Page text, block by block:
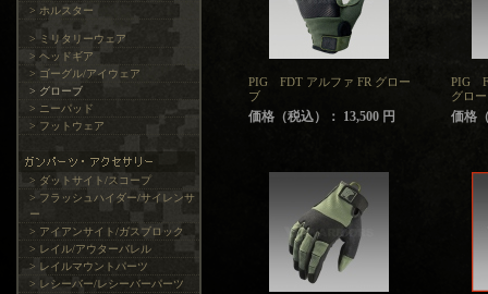
> ホルスター
> ミリタリーウェア
> ヘッドギア
> ゴーグル/アイウェア
> グローブ
> ニーパッド
> フットウェア
> ダットサイト/スコープ
> フラッシュハイダー/サイレンサ
ー
> アイアンサイト/ガスブロック
> レイル/アウターバレル
> レイルマウントパーツ
> レシーバー/レシーバーパーツ
PIG FDT アルファ FR グロー
ブ
価格（税込）： 13,500 円
PIG
グロ
価格